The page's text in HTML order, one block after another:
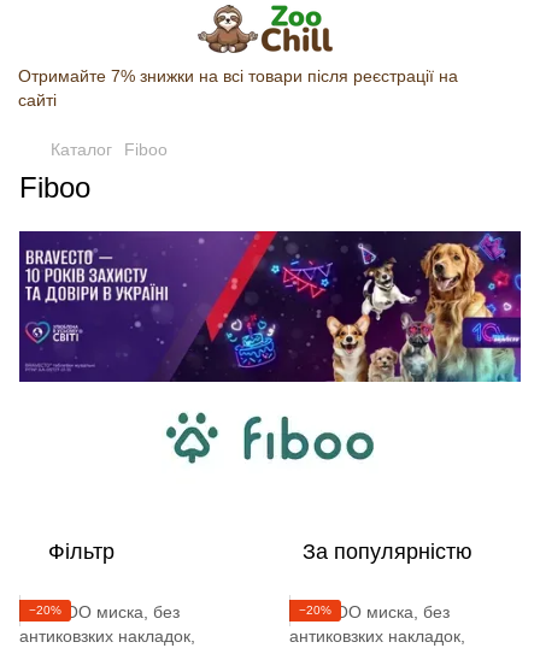
Отримайте 7% знижки на всі товари після реєстрації на
сайті
Каталог Fiboo
Fiboo
Фільтр За популярністю
−20% −20%